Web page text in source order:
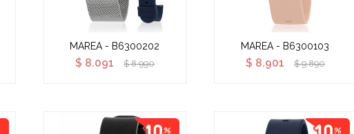
MAREA - B6300202
$ 8.091 $ 8.990
MAREA - B6300103
$ 8.901 $ 9.890